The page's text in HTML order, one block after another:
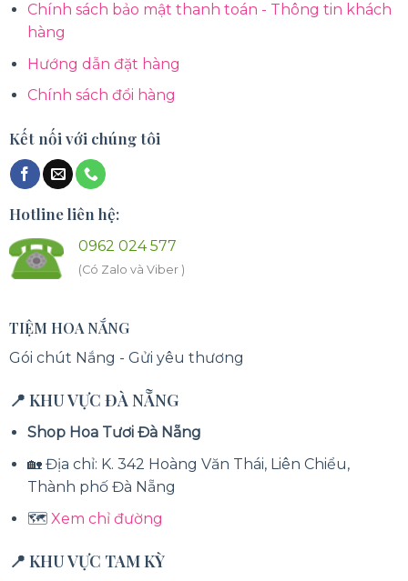
Chính sách bảo mật thanh toán - Thông tin khách
hàng
Hướng dẫn đặt hàng
Chính sách đổi hàng
Kết nối với chúng tôi
Hotline liên hệ:
0962 024 577
(Có Zalo và Viber )
TIỆM HOA NẮNG
Gói chút Nắng - Gửi yêu thương
📍 KHU VỰC ĐÀ NẴNG
Shop Hoa Tươi Đà Nẵng
🏡 Địa chỉ: K. 342 Hoàng Văn Thái, Liên Chiểu,
Thành phố Đà Nẵng
🗺️Xem chỉ đường
📍 KHU VỰC TAM KỲ